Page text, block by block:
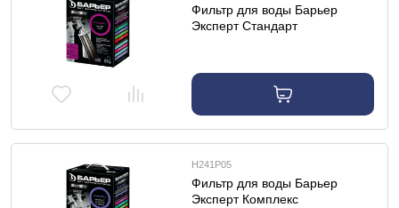
Фильтр для воды Барьер
Эксперт Стандарт
Н241Р05
Фильтр для воды Барьер
Эксперт Комплекс